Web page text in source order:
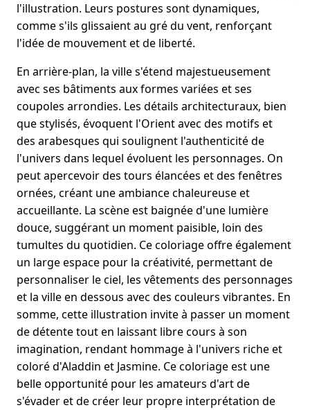
l'illustration. Leurs postures sont dynamiques,
comme s'ils glissaient au gré du vent, renforçant
l'idée de mouvement et de liberté.
En arrière-plan, la ville s'étend majestueusement
avec ses bâtiments aux formes variées et ses
coupoles arrondies. Les détails architecturaux, bien
que stylisés, évoquent l'Orient avec des motifs et
des arabesques qui soulignent l'authenticité de
l'univers dans lequel évoluent les personnages. On
peut apercevoir des tours élancées et des fenêtres
ornées, créant une ambiance chaleureuse et
accueillante. La scène est baignée d'une lumière
douce, suggérant un moment paisible, loin des
tumultes du quotidien. Ce coloriage offre également
un large espace pour la créativité, permettant de
personnaliser le ciel, les vêtements des personnages
et la ville en dessous avec des couleurs vibrantes. En
somme, cette illustration invite à passer un moment
de détente tout en laissant libre cours à son
imagination, rendant hommage à l'univers riche et
coloré d'Aladdin et Jasmine. Ce coloriage est une
belle opportunité pour les amateurs d'art de
s'évader et de créer leur propre interprétation de